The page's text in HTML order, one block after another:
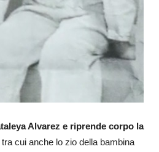
Alvarez e riprende corpo la
cui anche lo zio della bambina